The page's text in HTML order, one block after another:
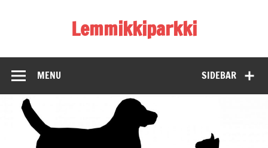
Lemmikkiparkki
SIDEBAR
MENU